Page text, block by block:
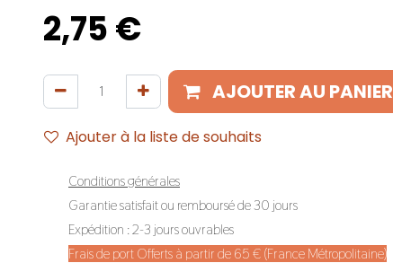
2,75€
AJOUTER AU PANIER
Ajouter à la liste de souhaits
Conditions générales
Garantie satisfait ou remboursé de 30 jours
Expédition : 2-3 jours ouvrables
Frais de port Offerts à partir de 65 € (France Métropolitaine)